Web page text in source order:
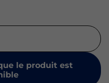
le produit est